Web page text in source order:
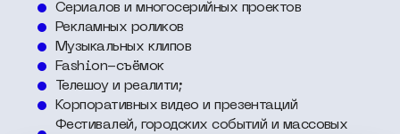
Сериалов и многосерийных проектов
Рекламных роликов
Музыкальных клипов
Fashion-съёмок
Телешоу и реалити;
Корпоративных видео и презентаций
Фестивалей, городских событий и массовых